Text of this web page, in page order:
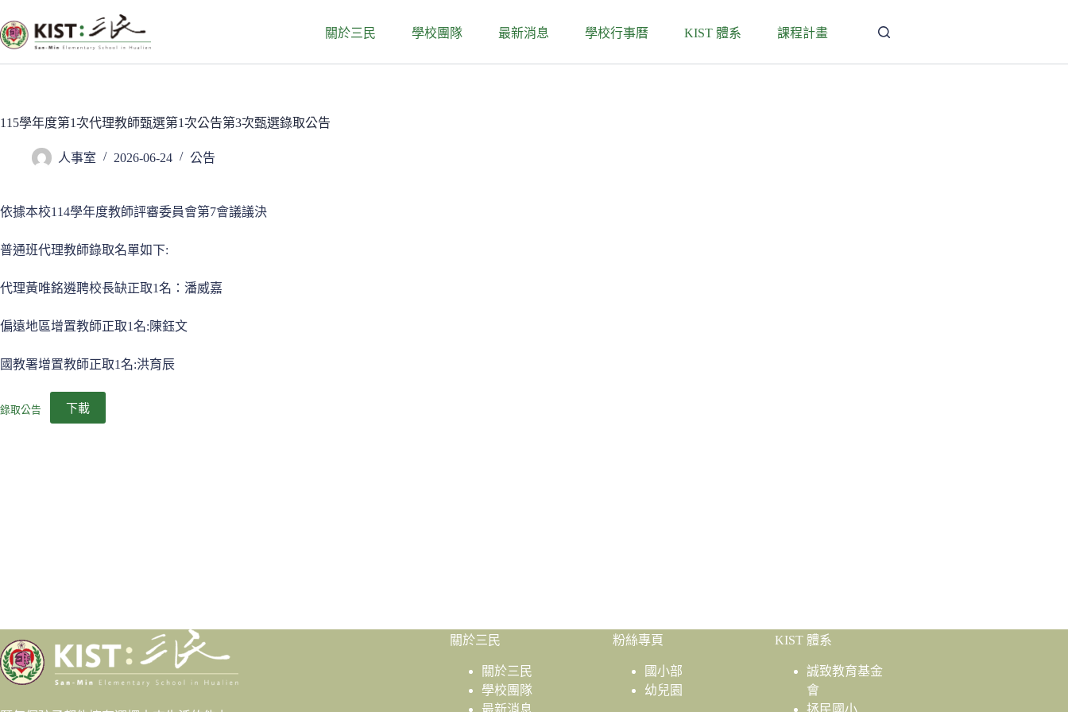
至
主
要
關於三民 學校團隊 最新消息 學校行事曆 KIST 體系 課程計畫
115學年度第1次代理教師甄選第1次公告第3次甄選錄取公告
人事室 2026-06-24 公告
依據本校114學年度教師評審委員會第7會議議決
普通班代理教師錄取名單如下:
代理黃唯銘遴聘校長缺正取1名：潘威嘉
偏遠地區增置教師正取1名:陳鈺文
國教署增置教師正取1名:洪育辰
錄取公告 下載
關於三民
關於三民
學校團隊
最新消息
粉絲專頁
國小部
幼兒園
KIST 體系
誠致教育基金
會
拯民國小